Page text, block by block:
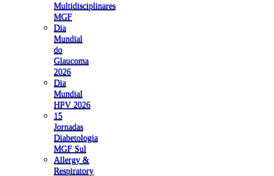
Multidisciplinares
MGF
Dia
Mundial
do
Glaucoma
2026
Dia
Mundial
HPV 2026
15
Jornadas
Diabetologia
MGF Sul
Allergy &
Respiratory